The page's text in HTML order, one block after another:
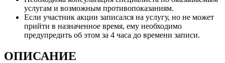
услугам и возможным противопоказаниям.
Если участник акции записался на услугу, но не может
прийти в назначенное время, ему необходимо
предупредить об этом за 4 часа до времени записи.
ОПИСАНИЕ